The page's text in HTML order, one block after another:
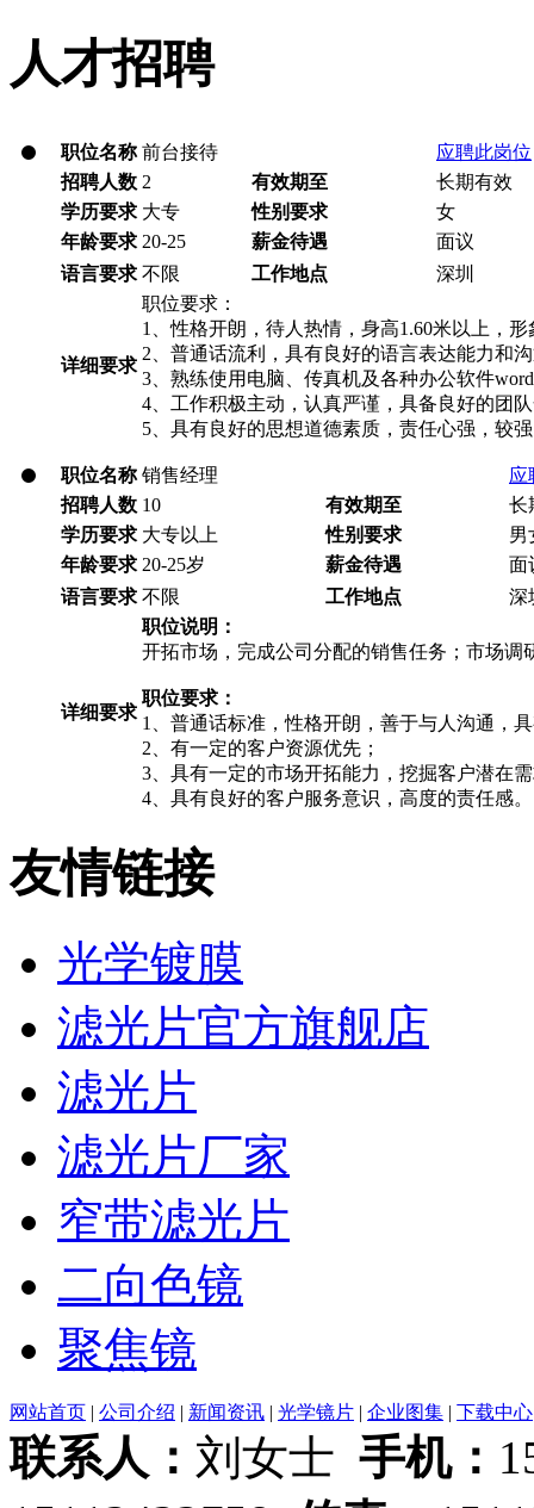
人才招聘
职位名称 前台接待
应聘此岗位
招聘人数 2 有效期至
长期有效
学历要求 大专 性别要求
女
年龄要求 20-25 薪金待遇
面议
语言要求 不限 工作地点 深圳
详细要求
职位要求：
1、性格开朗，待人热情，身高1.60米以上，
2、普通话流利，具有良好的语言表达能力和
3、熟练使用电脑、传真机及各种办公软件
4、工作积极主动，认真严谨，具备良好的团
5、具有良好的思想道德素质，责任心强，较
职位名称 销售经理
应
招聘人数 10 有效期至
长
学历要求 大专以上 性别要求
男
年龄要求 20-25岁 薪金待遇
面
语言要求 不限 工作地点 深
详细要求
职位说明：
开拓市场，完成公司分配的销售任务；市场调
职位要求：
1、普通话标准，性格开朗，善于与人沟通，
2、有一定的客户资源优先；
3、具有一定的市场开拓能力，挖掘客户潜在
4、具有良好的客户服务意识，高度的责任感。
友情链接
光学镀膜
滤光片官方旗舰店
滤光片
滤光片厂家
窄带滤光片
二向色镜
聚焦镜
网站首页 | 公司介绍 | 新闻资讯 | 光学镜片 | 企业图集 | 下载中心
联系人： 刘女士 手机：